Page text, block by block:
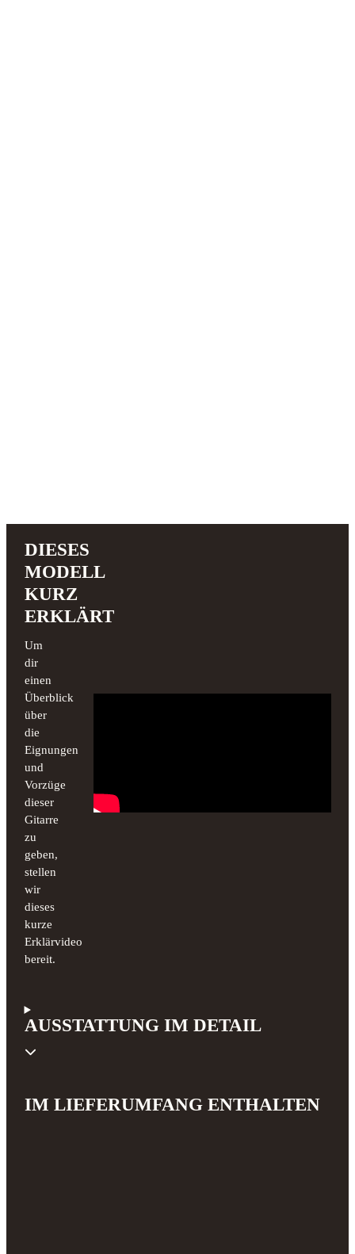
DIESES
MODELL
KURZ
ERKLÄRT
Um
dir
einen
Überblick
über
die
Eignungen
und
Vorzüge
dieser
Gitarre
zu
geben,
stellen
wir
dieses
kurze
Erklärvideo
bereit.
AUSSTATTUNG IM DETAIL
IM LIEFERUMFANG ENTHALTEN